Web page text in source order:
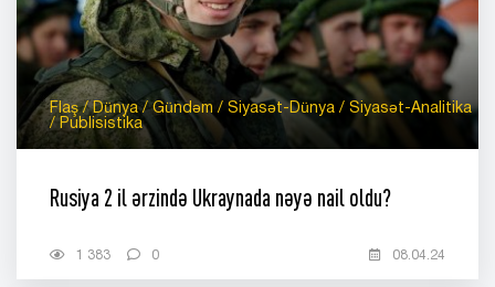
Flaş / Dünya / Gündəm / Siyasət-Dünya / Siyasət-Analitika
/ Publisistika
Rusiya 2 il ərzində Ukraynada nəyə nail oldu?
1 383 0 08.04.24